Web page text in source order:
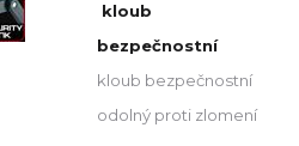
kloub
bezpečnostní
kloub bezpečnostní
odolný proti zlomení